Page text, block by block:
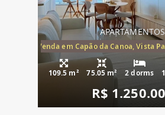
APARTAMENTOS
Mar à Venda em Capão da Canoa, Vista
109.5 m² 75.05 m² 2 dorms
R$